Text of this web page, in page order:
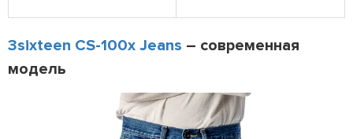
3sixteen CS-100x Jeans – современная
модель